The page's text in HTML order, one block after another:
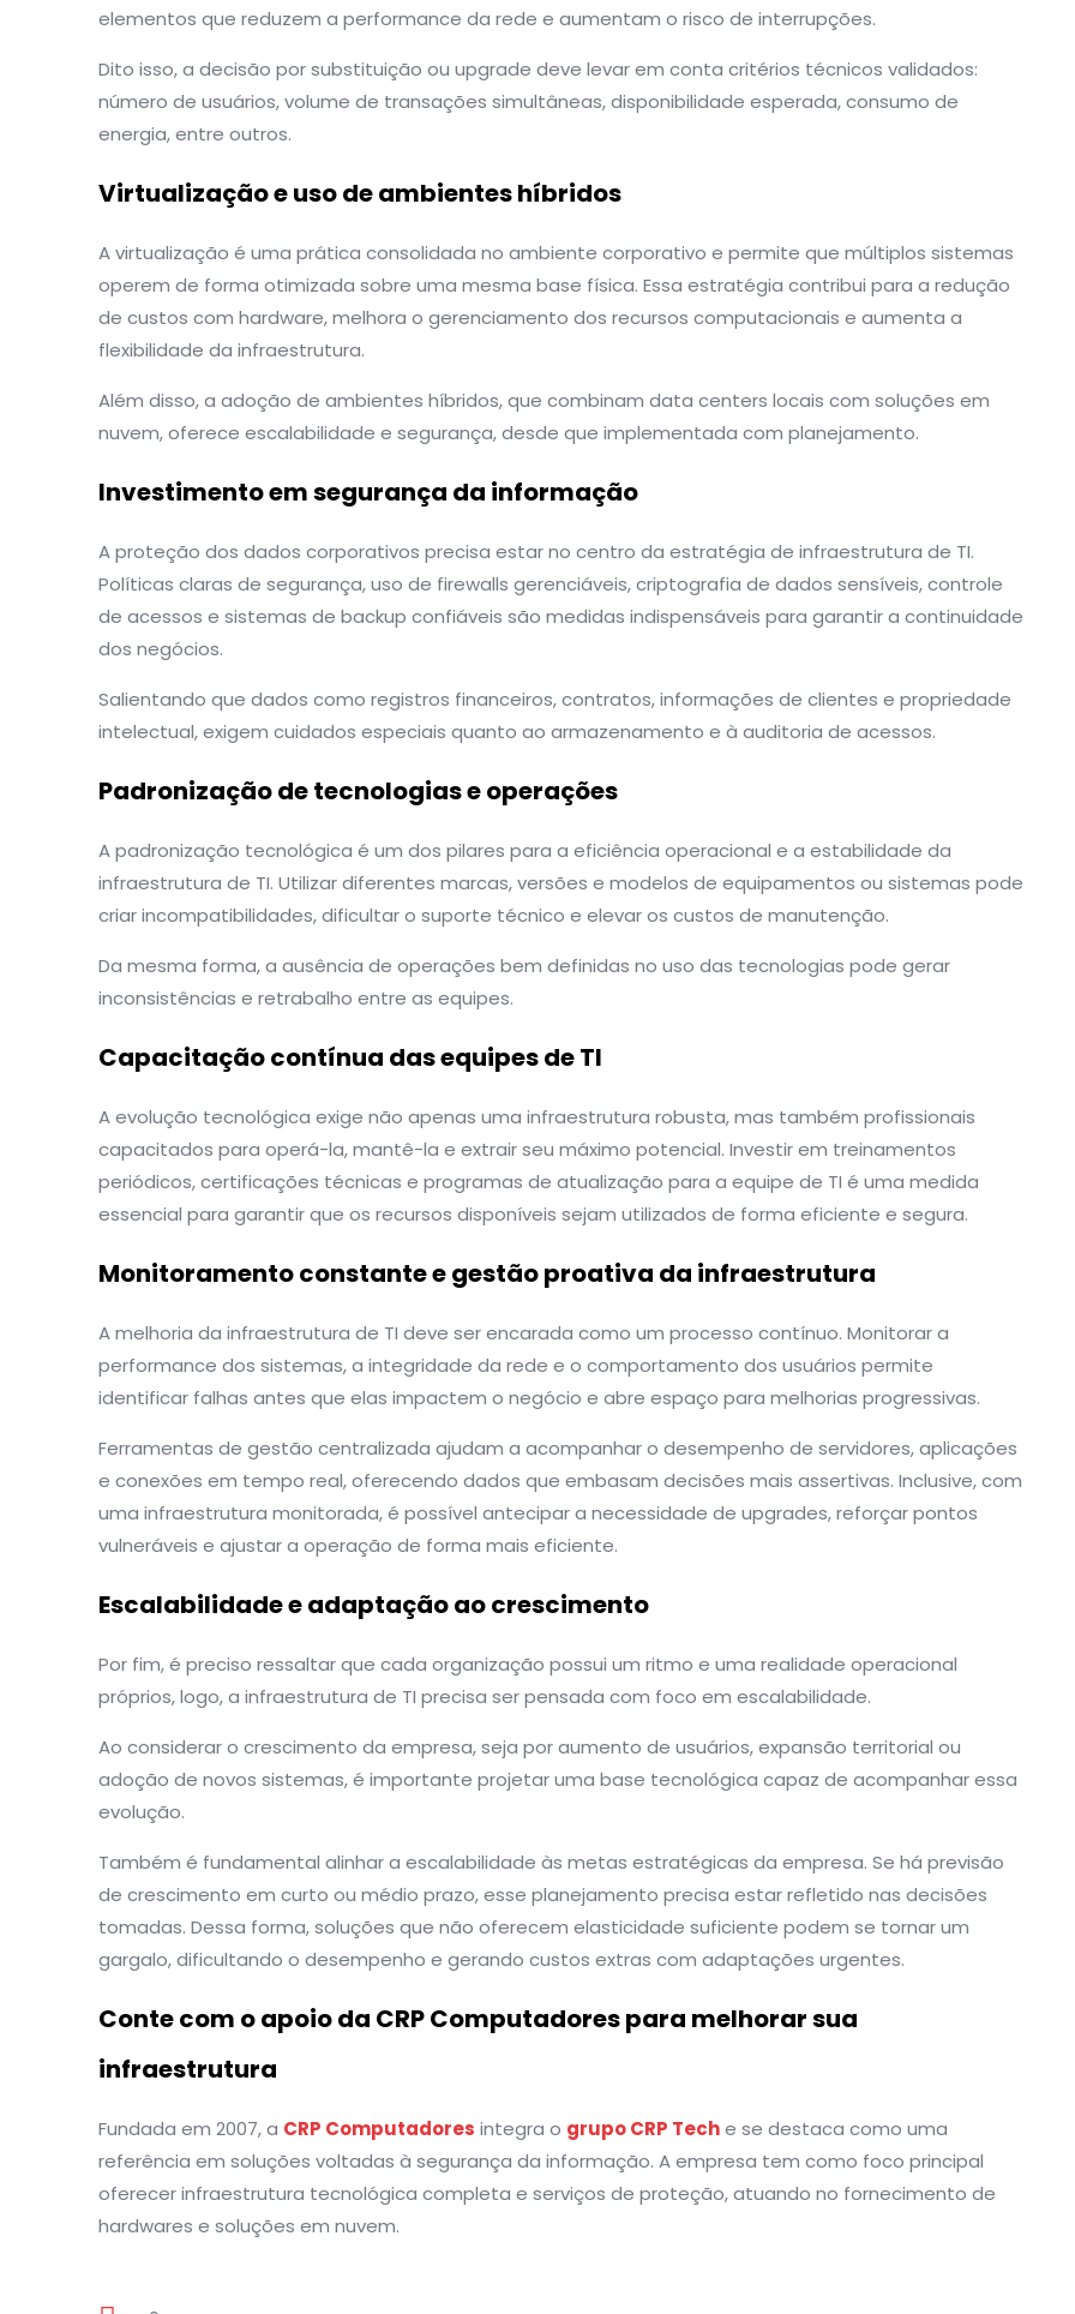
elementos que reduzem a performance da rede e aumentam o risco de interrupções.
Dito isso, a decisão por substituição ou upgrade deve levar em conta critérios técnicos validados:
número de usuários, volume de transações simultâneas, disponibilidade esperada, consumo de
energia, entre outros.
Virtualização e uso de ambientes híbridos
A virtualização é uma prática consolidada no ambiente corporativo e permite que múltiplos sistemas
operem de forma otimizada sobre uma mesma base física. Essa estratégia contribui para a redução
de custos com hardware, melhora o gerenciamento dos recursos computacionais e aumenta a
flexibilidade da infraestrutura.
Além disso, a adoção de ambientes híbridos, que combinam data centers locais com soluções em
nuvem, oferece escalabilidade e segurança, desde que implementada com planejamento.
Investimento em segurança da informação
A proteção dos dados corporativos precisa estar no centro da estratégia de infraestrutura de TI.
Políticas claras de segurança, uso de firewalls gerenciáveis, criptografia de dados sensíveis, controle
de acessos e sistemas de backup confiáveis são medidas indispensáveis para garantir a continuidade
dos negócios.
Salientando que dados como registros financeiros, contratos, informações de clientes e propriedade
intelectual, exigem cuidados especiais quanto ao armazenamento e à auditoria de acessos.
Padronização de tecnologias e operações
A padronização tecnológica é um dos pilares para a eficiência operacional e a estabilidade da
infraestrutura de TI. Utilizar diferentes marcas, versões e modelos de equipamentos ou sistemas pode
criar incompatibilidades, dificultar o suporte técnico e elevar os custos de manutenção.
Da mesma forma, a ausência de operações bem definidas no uso das tecnologias pode gerar
inconsistências e retrabalho entre as equipes.
Capacitação contínua das equipes de TI
A evolução tecnológica exige não apenas uma infraestrutura robusta, mas também profissionais
capacitados para operá-la, mantê-la e extrair seu máximo potencial. Investir em treinamentos
periódicos, certificações técnicas e programas de atualização para a equipe de TI é uma medida
essencial para garantir que os recursos disponíveis sejam utilizados de forma eficiente e segura.
Monitoramento constante e gestão proativa da infraestrutura
A melhoria da infraestrutura de TI deve ser encarada como um processo contínuo. Monitorar a
performance dos sistemas, a integridade da rede e o comportamento dos usuários permite
identificar falhas antes que elas impactem o negócio e abre espaço para melhorias progressivas.
Ferramentas de gestão centralizada ajudam a acompanhar o desempenho de servidores, aplicações
e conexões em tempo real, oferecendo dados que embasam decisões mais assertivas. Inclusive, com
uma infraestrutura monitorada, é possível antecipar a necessidade de upgrades, reforçar pontos
vulneráveis e ajustar a operação de forma mais eficiente.
Escalabilidade e adaptação ao crescimento
Por fim, é preciso ressaltar que cada organização possui um ritmo e uma realidade operacional
próprios, logo, a infraestrutura de TI precisa ser pensada com foco em escalabilidade.
Ao considerar o crescimento da empresa, seja por aumento de usuários, expansão territorial ou
adoção de novos sistemas, é importante projetar uma base tecnológica capaz de acompanhar essa
evolução.
Também é fundamental alinhar a escalabilidade às metas estratégicas da empresa. Se há previsão
de crescimento em curto ou médio prazo, esse planejamento precisa estar refletido nas decisões
tomadas. Dessa forma, soluções que não oferecem elasticidade suficiente podem se tornar um
gargalo, dificultando o desempenho e gerando custos extras com adaptações urgentes.
Conte com o apoio da CRP Computadores para melhorar sua
infraestrutura
Fundada em 2007, a CRP Computadores integra o grupo CRP Teche se destaca como uma
referência em soluções voltadas à segurança da informação. A empresa tem como foco principal
oferecer infraestrutura tecnológica completa e serviços de proteção, atuando no fornecimento de
hardwares e soluções em nuvem.